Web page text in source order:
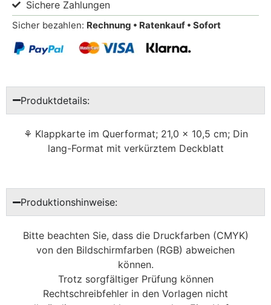
Sichere Zahlungen
Sicher bezahlen: Rechnung • Ratenkauf • Sofort
Produktdetails:
⚘ Klappkarte im Querformat; 21,0 x 10,5 cm; Din
lang-Format mit verkürztem Deckblatt
Produktionshinweise:
Bitte beachten Sie, dass die Druckfarben (CMYK)
von den Bildschirmfarben (RGB) abweichen
können.
Trotz sorgfältiger Prüfung können
Rechtschreibfehler in den Vorlagen nicht